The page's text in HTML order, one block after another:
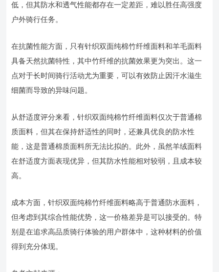
低，但其防水和透气性能都存在一定差距，难以胜任高强度
户外骑行任务。
在抗菌性能方面，只有针织双面纯棉竹纤维面料和羊毛面料
具备天然抗菌特性，其中竹纤维的抗菌效果更为突出。这一
点对于长时间骑行活动尤为重要，可以有效防止因汗水滋生
细菌而导致的异味问题。
从舒适度评分来看，针织双面纯棉竹纤维面料仅次于普通棉
质面料，但其在保持舒适性的同时，还兼具优良的防水性
能，这是普通棉质面料所无法比拟的。此外，虽然羊绒面料
在舒适度方面表现优异，但其防水性能相对较弱，且成本较
高。
成本方面，针织双面纯棉竹纤维面料略高于普通防水面料，
但考虑到其综合性能优势，这一价格差异是可以接受的。特
别是在追求高品质骑行体验的用户群体中，这种材料的价值
得到充分体现。